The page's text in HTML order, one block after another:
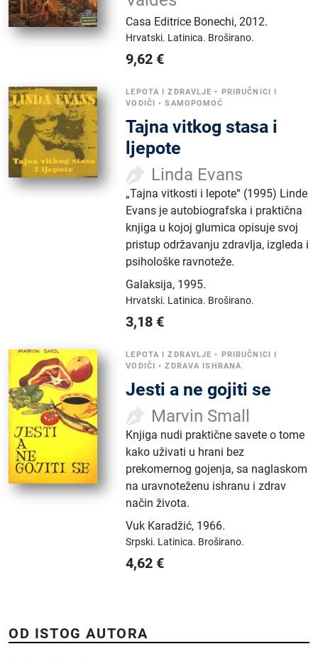
Casa Editrice Bonechi,2012.
Hrvatski. Latinica. Broširano.
9,62 €
LEPOTA I ZDRAVLJE • PRIRUČNICI I
VODIČI •SAMOPOMOĆ
Tajna vitkog stasa i
ljepote
Linda Evans
„Tajna vitkosti i lepote“ (1995) Linde
Evans je autobiografska i praktična
knjiga u kojoj glumica opisuje svoj
pristup održavanju zdravlja, izgleda i
psihološke ravnoteže.
Galaksija, 1995.
Hrvatski. Latinica. Broširano.
3,18 €
LEPOTA I ZDRAVLJE • PRIRUČNICI I
VODIČI •ZDRAVA ISHRANA
Jesti a ne gojiti se
Marvin Small
Knjiga nudi praktične savete o tome
kako uživati u hrani bez
prekomernog gojenja, sa naglaskom
na uravnoteženu ishranu i zdrav
način života.
Vuk Karadžić, 1966.
Srpski. Latinica. Broširano.
4,62 €
OD ISTOG AUTORA